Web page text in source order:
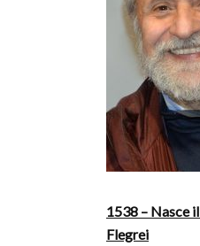
1538 – Nasce il
Flegrei